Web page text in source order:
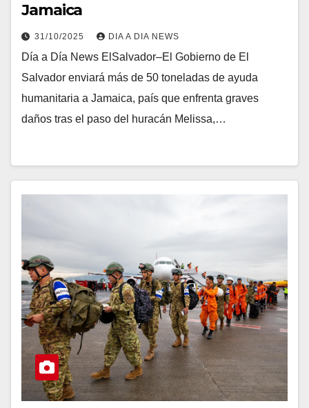
Jamaica
31/10/2025 DIA A DIA NEWS
Día a Día News ElSalvador–El Gobierno de El
Salvador enviará más de 50 toneladas de ayuda
humanitaria a Jamaica, país que enfrenta graves
daños tras el paso del huracán Melissa,…